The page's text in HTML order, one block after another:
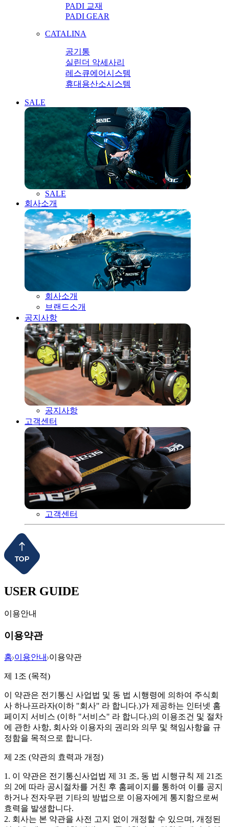
PADI 교재
PADI GEAR
CATALINA
공기통
실린더 악세사리
레스큐에어시스템
휴대용산소시스템
SALE
SALE
회사소개
회사소개
브랜드소개
공지사항
공지사항
고객센터
고객센터
USER GUIDE
이용안내
이용약관
홈 이용안내 이용약관
제 1조 (목적)
이 약관은 전기통신 사업법 및 동 법 시행령에 의하여 주식회
사 하나프라자(이하 "회사" 라 합니다.)가 제공하는 인터넷 홈
페이지 서비스 (이하 "서비스" 라 합니다.)의 이용조건 및 절차
에 관한 사항, 회사와 이용자의 권리와 의무 및 책임사항을 규
정함을 목적으로 합니다.
제 2조 (약관의 효력과 개정)
1. 이 약관은 전기통신사업법 제 31 조, 동 법 시행규칙 제 21조
의 2에 따라 공시절차를 거친 후 홈페이지를 통하여 이를 공지
하거나 전자우편 기타의 방법으로 이용자에게 통지함으로써
효력을 발생합니다.
2. 회사는 본 약관을 사전 고지 없이 개정할 수 있으며, 개정된